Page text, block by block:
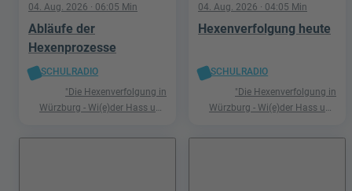
04. Aug. 2026 · 06:05 Min
Abläufe der
Hexenprozesse
SCHULRADIO
"Die Hexenverfolgung in
Würzburg - Wi(e)der Hass und
04. Aug. 2026 · 04:05 Min
Hexenverfolgung heute
SCHULRADIO
"Die Hexenverfolgung in
Würzburg - Wi(e)der Hass und